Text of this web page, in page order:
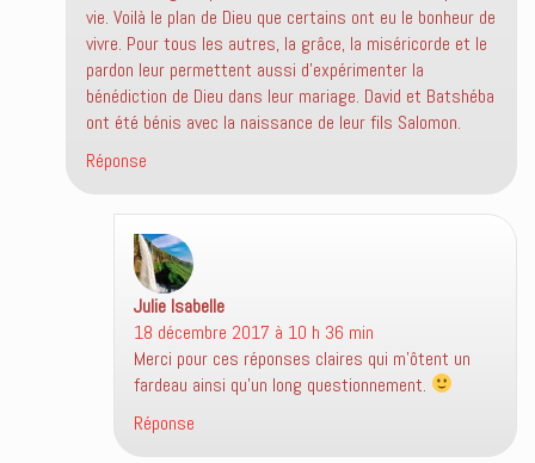
vie. Voilà le plan de Dieu que certains ont eu le bonheur de
vivre. Pour tous les autres, la grâce, la miséricorde et le
pardon leur permettent aussi d’expérimenter la
bénédiction de Dieu dans leur mariage. David et Batshéba
ont été bénis avec la naissance de leur fils Salomon.
Réponse
Julie Isabelle
18 décembre 2017 à 10 h 36 min
Merci pour ces réponses claires qui m’ôtent un
fardeau ainsi qu’un long questionnement.
Réponse